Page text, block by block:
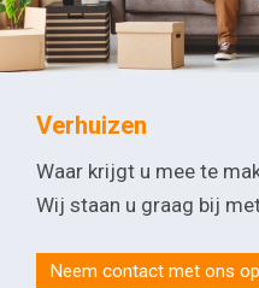
Verhuizen
Waar krijgt u mee te
Wij staan u graag bij
Neem contact met ons op